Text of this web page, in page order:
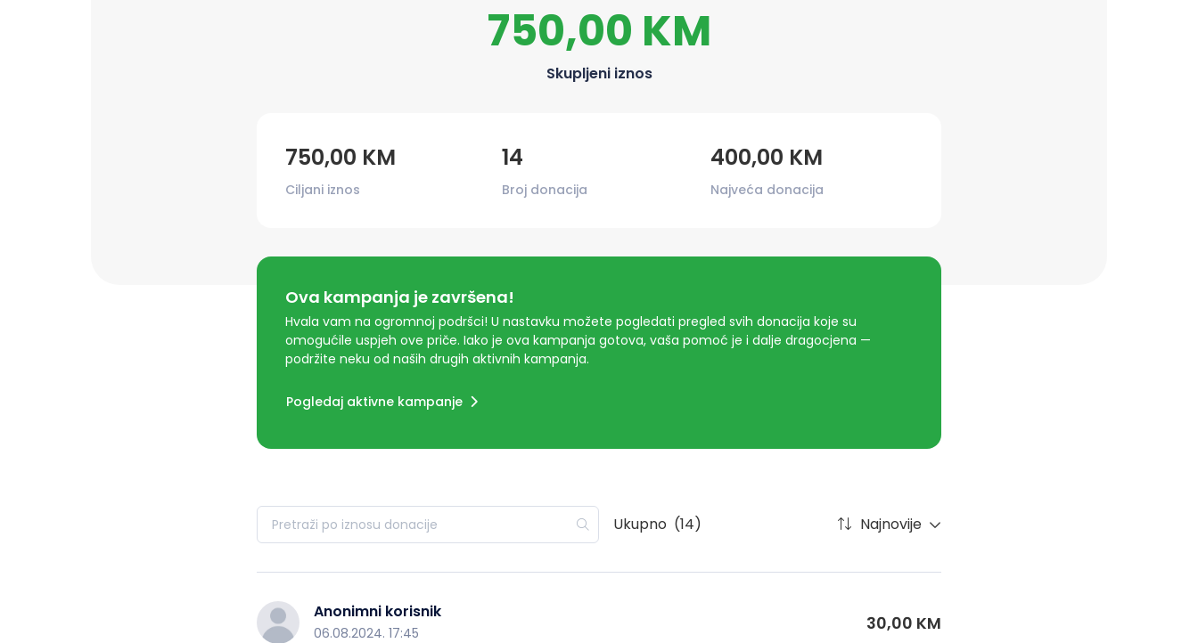
750,00 KM
Skupljeni iznos
750,00 KM
Ciljani iznos
14
Broj donacija
400,00 KM
Najveća donacija
Ova kampanja je završena!
Hvala vam na ogromnoj podršci! U nastavku možete pogledati pregled svih donacija koje su
omogućile uspjeh ove priče. Iako je ova kampanja gotova, vaša pomoć je i dalje dragocjena —
podržite neku od naših drugih aktivnih kampanja.
Pogledaj aktivne kampanje
Ukupno (14) Najnovije
Anonimni korisnik
06.08.2024. 17:45 30,00 KM